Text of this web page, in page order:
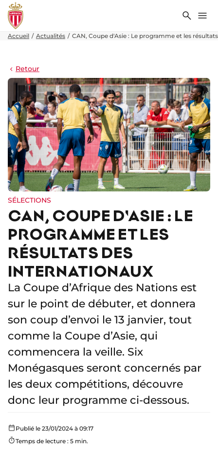
Accueil Actualités CAN, Coupe d'Asie : Le programme et les
Retour
SÉLECTIONS
CAN, COUPE D'ASIE : LE
PROGRAMME ET LES
RÉSULTATS DES
INTERNATIONAUX
La Coupe d’Afrique des Nations est
sur le point de débuter, et donnera
son coup d’envoi le 13 janvier, tout
comme la Coupe d’Asie, qui
commencera la veille. Six
Monégasques seront concernés par
les deux compétitions, découvre
donc leur programme ci-dessous.
Publié le 23/01/2024 à 09:17
Temps de lecture : 5 min.